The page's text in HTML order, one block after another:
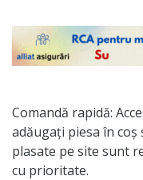
Comandă rapidă:
adăugați piesa în coș
plasate pe site sunt
cu prioritate.